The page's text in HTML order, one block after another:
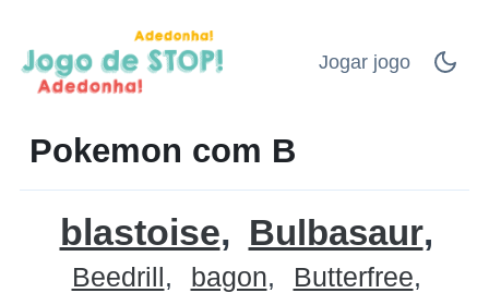
Jogar jogo
Pokemon com B
blastoise Bulbasaur
Beedrill bagon Butterfree